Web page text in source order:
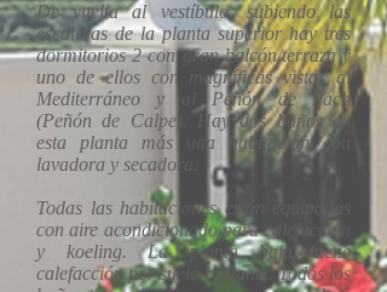
De vuelta al vestíbulo, subiendo las
escaleras de la planta superior hay tres
dormitorios 2 con gran balcón/terraza y
uno de ellos con magníficas vistas al
Mediterráneo y al Peñón de Ifach
(Peñón de Calpe). Hay dos baños en
esta planta más una habitación con
lavadora y secadora.
Todas las habitaciones están equipadas
con aire acondicionado para calefacción
y koeling. La planta baja tiene
calefacción por suelo radiante. Todos los